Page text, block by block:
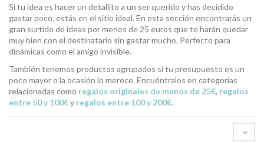
Si tu idea es hacer un detallito a un ser querido y has decidido
gastar poco, estás en el sitio ideal. En esta sección encontrarás un
gran surtido de ideas por menos de 25 euros que te harán quedar
muy bien con el destinatario sin gastar mucho. Perfecto para
dinámicas como el amigo invisible.
También tenemos productos agrupados si tu presupuesto es un
poco mayor o la ocasión lo merece. Encuéntralos en categorías
relacionadas como regalos originales de menos de 25€, regalos
entre 50 y 100€y regalos entre 100 y 200€.